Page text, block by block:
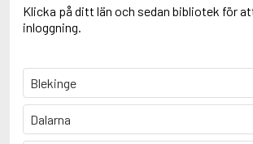
Klicka på ditt län och sedan bibliotek för
inloggning.
Blekinge
Dalarna